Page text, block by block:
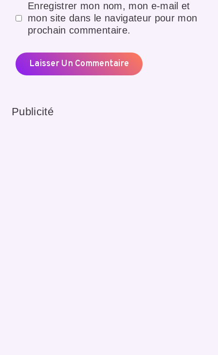
Enregistrer mon nom, mon e-mail et
mon site dans le navigateur pour mon
prochain commentaire.
Publicité